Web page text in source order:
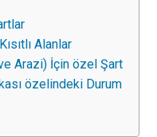
Alanlar
Arazi) İçin özel Şart
özelindeki Durum